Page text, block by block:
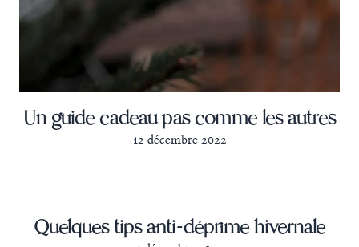
Un guide cadeau pas comme les autres
12 décembre 2022
Quelques tips anti-déprime hivernale